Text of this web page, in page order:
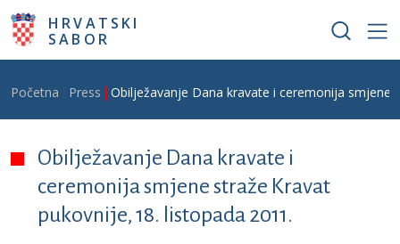
Skoči na glavni sadržaj
HRVATSKI
SABOR
Breadcrumb
Početna Press Obilježavanje Dana kravate i ceremonija smjene
Obilježavanje Dana kravate i
ceremonija smjene straže Kravat
pukovnije, 18. listopada 2011.